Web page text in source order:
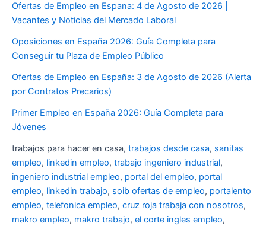
Ofertas de Empleo en Espana: 4 de Agosto de 2026 |
Vacantes y Noticias del Mercado Laboral
Oposiciones en España 2026: Guía Completa para
Conseguir tu Plaza de Empleo Público
Ofertas de Empleo en España: 3 de Agosto de 2026 (Alerta
por Contratos Precarios)
Primer Empleo en España 2026: Guía Completa para
Jóvenes
trabajos para hacer en casa, trabajos desde casa, sanitas
empleo, linkedin empleo, trabajo ingeniero industrial,
ingeniero industrial empleo, portal del empleo, portal
empleo, linkedin trabajo, soib ofertas de empleo, portalento
empleo, telefonica empleo, cruz roja trabaja con nosotros,
makro empleo, makro trabajo, el corte ingles empleo,